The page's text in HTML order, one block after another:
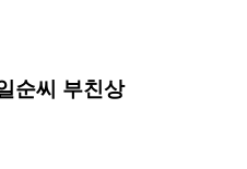
순씨 부친상